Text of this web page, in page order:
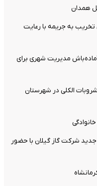
تخریب به جریمه با رعایت
آماده‌باش مدیریت شهری برای
مشروبات الکلی در شهرستان
شرکت گاز گیلان با حضور